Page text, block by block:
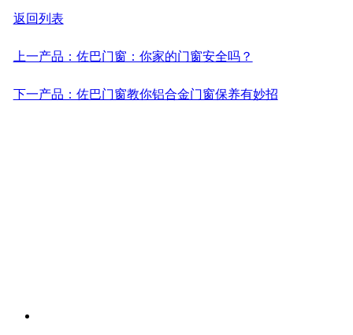
返回列表
上一产品：佐巴门窗：你家的门窗安全吗？
下一产品：佐巴门窗教你铝合金门窗保养有妙招